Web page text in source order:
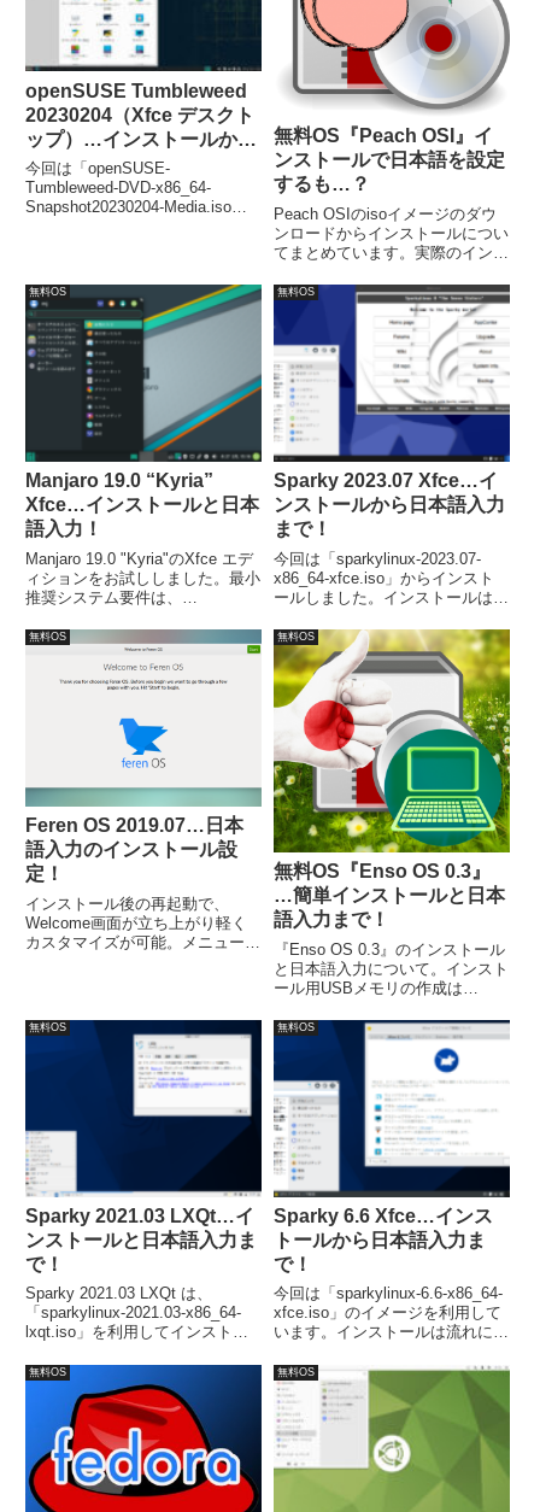
openSUSE Tumbleweed
20230204（Xfce デスクト
ップ）…インストールから
日本語入力まで！
今回は「openSUSE-
Tumbleweed-DVD-x86_64-
Snapshot20230204-Media.iso」
り手間はほぼ変わりません。ま
た、再起動後は日本語入力できる
ようになっていました。
無料OS『Peach OSI』イ
ンストールで日本語を設定
するも…？
Peach OSIのisoイメージのダウ
ンロードからインストールについ
てまとめています。実際のインス
やチェックが必要ですが、他は
「続ける」等をクリックするだけ
です。尚、日本語化と日本語入力
設定は、別途必要です。
無料OS
Manjaro 19.0 “Kyria”
Xfce…インストールと日本
語入力！
Manjaro 19.0 "Kyria"のXfce エデ
ィションをお試ししました。最小
推奨システム要件は、
な空きディスク容量：30GB。イ
ンストールは簡単ですが、日本語
入力の設定は、少しだけ手間がか
無料OS
Sparky 2023.07 Xfce…イ
ンストールから日本語入力
まで！
今回は「sparkylinux-2023.07-
x86_64-xfce.iso」からインスト
ールしました。インストールは特
は、別途「Fcitx」などのインス
トールが必要でした。
無料OS
Feren OS 2019.07…日本
語入力のインストール設
定！
インストール後の再起動で、
Welcome画面が立ち上がり軽く
カスタマイズが可能。メニューに
「システム設定」からFcitxをイ
ンストールが可能。
無料OS
無料OS『Enso OS 0.3』
…簡単インストールと日本
語入力まで！
『Enso OS 0.3』のインストール
と日本語入力について。インスト
ール用USBメモリの作成は
ストーラーは日本語設定にして
も、その後の項目は、自動的には
変わっていなかったので、確認し
ながら行いましょう。
無料OS
Sparky 2021.03 LXQt…イ
ンストールと日本語入力ま
で！
Sparky 2021.03 LXQt は、
「sparkylinux-2021.03-x86_64-
lxqt.iso」を利用してインストー
簡単にインストールが完了し、再
起動後に立ち上がったウインドウ
からアップグレード等を行ないま
す。
無料OS
Sparky 6.6 Xfce…インス
トールから日本語入力ま
で！
今回は「sparkylinux-6.6-x86_64-
xfce.iso」のイメージを利用して
います。インストールは流れに沿
ます。日本語入力は別途対応が必
要でした。
無料OS 無料OS